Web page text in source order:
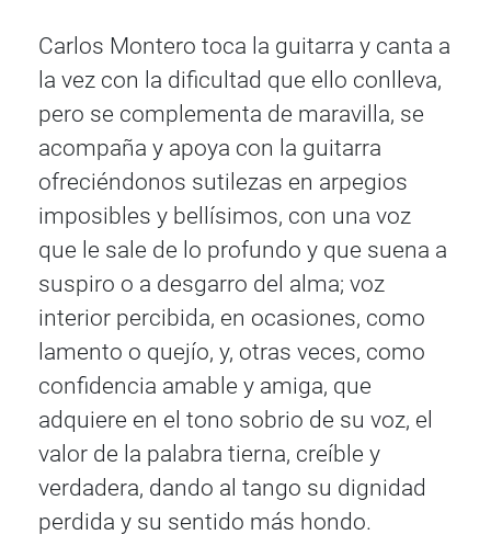
Carlos Montero toca la guitarra y canta a
la vez con la dificultad que ello conlleva,
pero se complementa de maravilla, se
acompaña y apoya con la guitarra
ofreciéndonos sutilezas en arpegios
imposibles y bellísimos, con una voz
que le sale de lo profundo y que suena a
suspiro o a desgarro del alma; voz
interior percibida, en ocasiones, como
lamento o quejío, y, otras veces, como
confidencia amable y amiga, que
adquiere en el tono sobrio de su voz, el
valor de la palabra tierna, creíble y
verdadera, dando al tango su dignidad
perdida y su sentido más hondo.